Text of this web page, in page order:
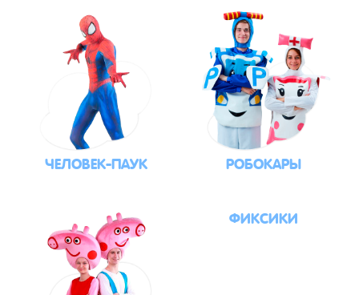
ЧЕЛОВЕК-ПАУК РОБОКАРЫ
ФИКСИКИ